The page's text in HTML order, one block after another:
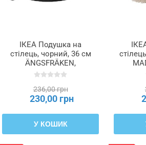
ІКЕА Подушка на
стілець, чорний, 36 см
ÄNGSFRÄKEN,
405.730.54
236,00 грн
230,00 грн
У КОШИК